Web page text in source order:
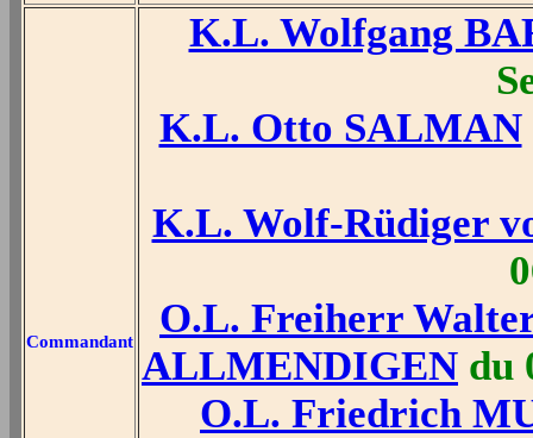
Commandant
K.L. Wolfgang
K.L. Otto SALMAN
K.L. Wolf-Rüdiger
O.L. Freiherr
ALLMENDIGEN du
O.L. Friedrich